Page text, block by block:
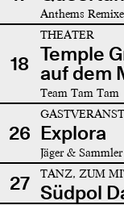
Anthems
18
THEATER
Temple
auf dem
Team Tam Tam
26 Explora
Jäger & Sammler
27 TANZ, ZUM
Südpol